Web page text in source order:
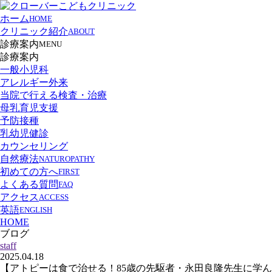
ホームHOME
クリニック紹介ABOUT
診療案内MENU
診療案内
一般小児科
アレルギー外来
当院で行える検査・治療
母乳育児支援
予防接種
乳幼児健診
カウンセリング
自然療法NATUROPATHY
初めての方へFIRST
よくある質問FAQ
アクセスACCESS
英語ENGLISH
HOME
ブログ
staff
2025.04.18
【アトピーは食で治せる！85歳の先駆者・永田良隆先生に学ん